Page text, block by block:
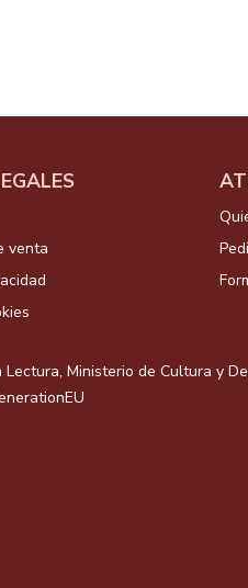
venta
Ministerio de Cultura y